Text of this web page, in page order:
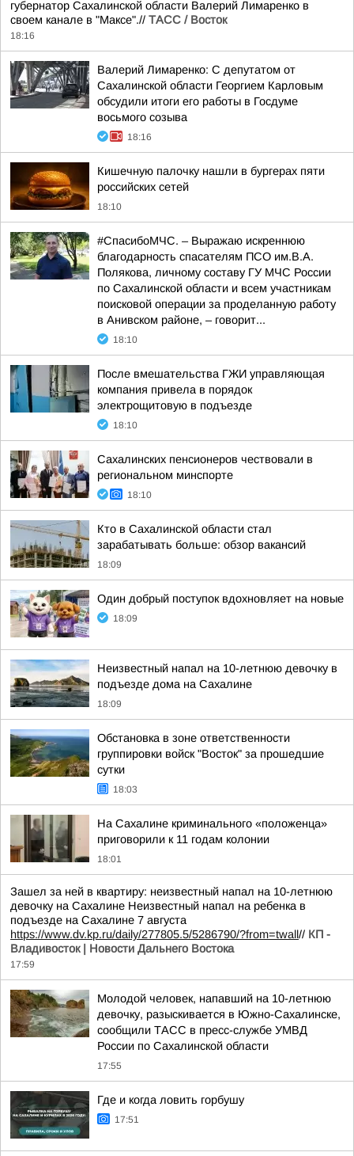
губернатор Сахалинской области Валерий Лимаренко в
своем канале в "Максе".// ТАСС / Восток
18:16
Валерий Лимаренко: С депутатом от
Сахалинской области Георгием Карловым
обсудили итоги его работы в Госдуме
восьмого созыва
18:16
Кишечную палочку нашли в бургерах пяти
российских сетей
18:10
#СпасибоМЧС. – Выражаю искреннюю
благодарность спасателям ПСО им.В.А.
Полякова, личному составу ГУ МЧС России
по Сахалинской области и всем участникам
поисковой операции за проделанную работу
в Анивском районе, – говорит...
18:10
После вмешательства ГЖИ управляющая
компания привела в порядок
электрощитовую в подъезде
18:10
Сахалинских пенсионеров чествовали в
региональном минспорте
18:10
Кто в Сахалинской области стал
зарабатывать больше: обзор вакансий
18:09
Один добрый поступок вдохновляет на новые
18:09
Неизвестный напал на 10-летнюю девочку в
подъезде дома на Сахалине
18:09
Обстановка в зоне ответственности
группировки войск "Восток" за прошедшие
сутки
18:03
На Сахалине криминального «положенца»
приговорили к 11 годам колонии
18:01
Зашел за ней в квартиру: неизвестный напал на 10-летнюю
девочку на Сахалине Неизвестный напал на ребенка в
подъезде на Сахалине 7 августа
https://www.dv.kp.ru/daily/277805.5/5286790/?from=twall// КП -
Владивосток | Новости Дальнего Востока
17:59
Молодой человек, напавший на 10-летнюю
девочку, разыскивается в Южно-Сахалинске,
сообщили ТАСС в пресс-службе УМВД
России по Сахалинской области
17:55
Где и когда ловить горбушу
17:51